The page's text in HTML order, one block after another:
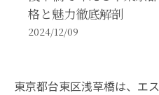
格と魅力徹底解剖
2024/12/09
東京都台東区浅草橋は、エ